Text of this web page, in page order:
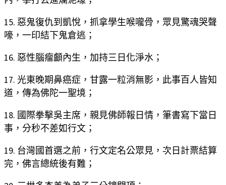
15. 惡鬼復仇到凱悅，抓拿學生喉嚨骨，眾見驚魂哭聲
嚎，一印結下鬼倉逃；
16. 惡性腦瘤顱內生，加持三日化淨水；
17. 光東晚期鼻癌症，甘露一粒消無影，此事百人皆知
道，傳為佛陀一聖境；
18. 國際拳擊吳主席，親見佛師報日情，筆書寫下當日
事，分秒不差如行文；
19. 台灣國首選之前，行文定名公眾見，次日計票結算
完，佛言總統後有難；